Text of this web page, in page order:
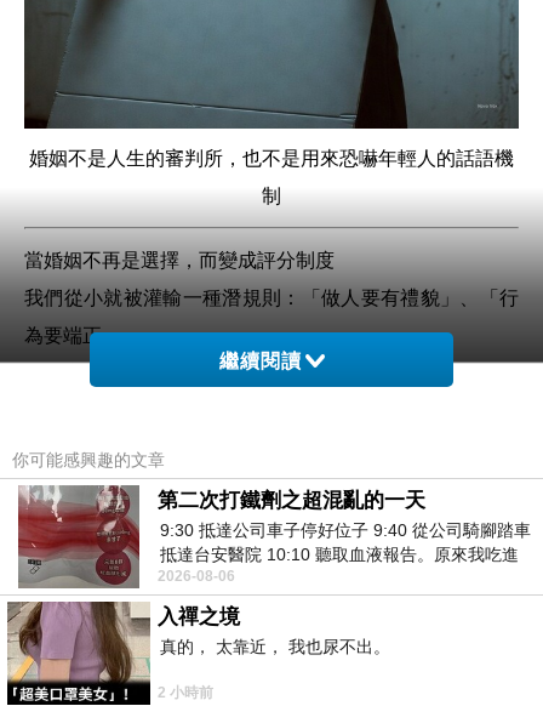
婚姻不是人生的審判所，也不是用來恐嚇年輕人的話語機
制
當婚姻不再是選擇，而變成評分制度
我們從小就被灌輸一種潛規則：「做人要有禮貌」、「行
為要端正」，
而最常聽到的威脅式句子是：
- 「誰敢要你做老婆？」
- 「再這樣下去，一定嫁不出去。」
這些話語表面上是提醒，實際上是施壓。
語氣裡已經將婚姻設為人生的審核機制，一旦你「不夠標
準」，就會被社會淘汰。
換句話說，婚姻不是祝福，而是懲罰的門檻。
語氣如何將婚姻武器化，鎖定女性行為
繼續閱讀
你可能感興趣的文章
第二次打鐵劑之超混亂的一天
9:30 抵達公司車子停好位子 9:40 從公司騎腳踏車
抵達台安醫院 10:10 聽取血液報告。原來我吃進
去的 B12 彌可保並非沒有吸收而是超
2026-08-06
入禪之境
真的， 太靠近， 我也尿不出。
2 小時前